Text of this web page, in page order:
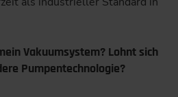
Vakuumsystem? Lohnt sich
Pumpentechnologie?